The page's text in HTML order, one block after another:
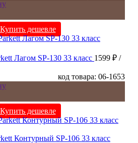
Купить дешевле
Лагом SP-130 33 класс 1599 ₽ /
код товара: 06-1653
Купить дешевле
Контурный SP-106 33 класс